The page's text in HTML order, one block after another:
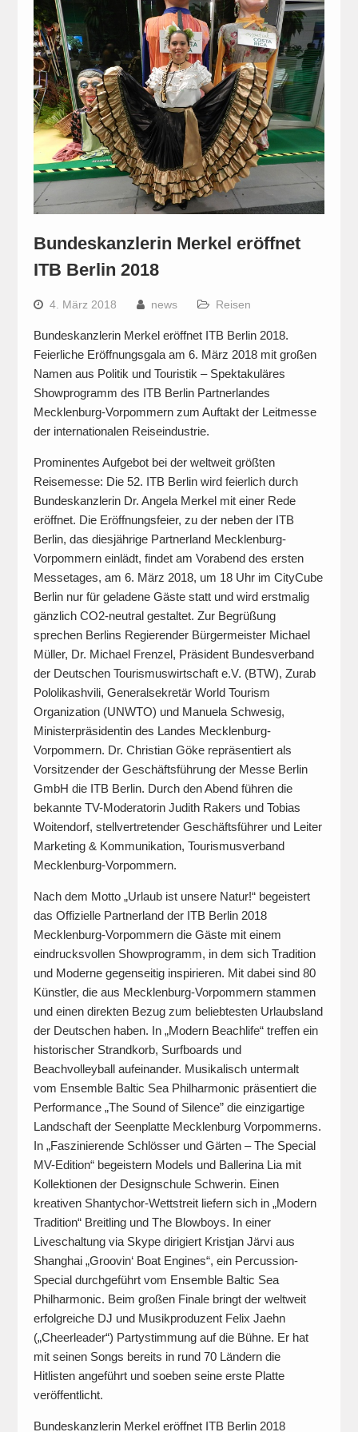
Bundeskanzlerin Merkel eröffnet
ITB Berlin 2018
4. März 2018 news Reisen
Bundeskanzlerin Merkel eröffnet ITB Berlin 2018.
Feierliche Eröffnungsgala am 6. März 2018 mit großen
Namen aus Politik und Touristik – Spektakuläres
Showprogramm des ITB Berlin Partnerlandes
Mecklenburg-Vorpommern zum Auftakt der Leitmesse
der internationalen Reiseindustrie.
Prominentes Aufgebot bei der weltweit größten
Reisemesse: Die 52. ITB Berlin wird feierlich durch
Bundeskanzlerin Dr. Angela Merkel mit einer Rede
eröffnet. Die Eröffnungsfeier, zu der neben der ITB
Berlin, das diesjährige Partnerland Mecklenburg-
Vorpommern einlädt, findet am Vorabend des ersten
Messetages, am 6. März 2018, um 18 Uhr im CityCube
Berlin nur für geladene Gäste statt und wird erstmalig
gänzlich CO2-neutral gestaltet. Zur Begrüßung
sprechen Berlins Regierender Bürgermeister Michael
Müller, Dr. Michael Frenzel, Präsident Bundesverband
der Deutschen Tourismuswirtschaft e.V. (BTW), Zurab
Pololikashvili, Generalsekretär World Tourism
Organization (UNWTO) und Manuela Schwesig,
Ministerpräsidentin des Landes Mecklenburg-
Vorpommern. Dr. Christian Göke repräsentiert als
Vorsitzender der Geschäftsführung der Messe Berlin
GmbH die ITB Berlin. Durch den Abend führen die
bekannte TV-Moderatorin Judith Rakers und Tobias
Woitendorf, stellvertretender Geschäftsführer und Leiter
Marketing & Kommunikation, Tourismusverband
Mecklenburg-Vorpommern.
Nach dem Motto „Urlaub ist unsere Natur!“ begeistert
das Offizielle Partnerland der ITB Berlin 2018
Mecklenburg-Vorpommern die Gäste mit einem
eindrucksvollen Showprogramm, in dem sich Tradition
und Moderne gegenseitig inspirieren. Mit dabei sind 80
Künstler, die aus Mecklenburg-Vorpommern stammen
und einen direkten Bezug zum beliebtesten Urlaubsland
der Deutschen haben. In „Modern Beachlife“ treffen ein
historischer Strandkorb, Surfboards und
Beachvolleyball aufeinander. Musikalisch untermalt
vom Ensemble Baltic Sea Philharmonic präsentiert die
Performance „The Sound of Silence” die einzigartige
Landschaft der Seenplatte Mecklenburg Vorpommerns.
In „Faszinierende Schlösser und Gärten – The Special
MV-Edition“ begeistern Models und Ballerina Lia mit
Kollektionen der Designschule Schwerin. Einen
kreativen Shantychor-Wettstreit liefern sich in „Modern
Tradition“ Breitling und The Blowboys. In einer
Liveschaltung via Skype dirigiert Kristjan Järvi aus
Shanghai „Groovin‘ Boat Engines“, ein Percussion-
Special durchgeführt vom Ensemble Baltic Sea
Philharmonic. Beim großen Finale bringt der weltweit
erfolgreiche DJ und Musikproduzent Felix Jaehn
(„Cheerleader“) Partystimmung auf die Bühne. Er hat
mit seinen Songs bereits in rund 70 Ländern die
Hitlisten angeführt und soeben seine erste Platte
veröffentlicht.
Bundeskanzlerin Merkel eröffnet ITB Berlin 2018